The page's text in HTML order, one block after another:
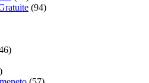
(94)